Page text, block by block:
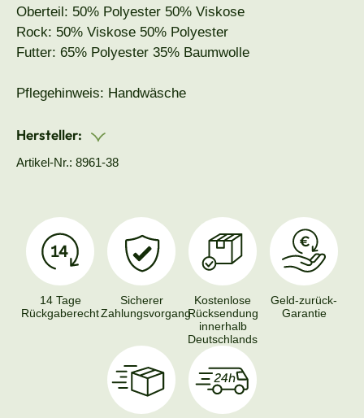
Oberteil: 50% Polyester 50% Viskose
Rock: 50% Viskose 50% Polyester
Futter: 65% Polyester 35% Baumwolle
Pflegehinweis: Handwäsche
Hersteller:
Artikel-Nr.: 8961-38
14 Tage
Rückgaberecht
Sicherer
Zahlungsvorgang
Kostenlose
Rücksendung
innerhalb
Deutschlands
Geld-zurück-
Garantie